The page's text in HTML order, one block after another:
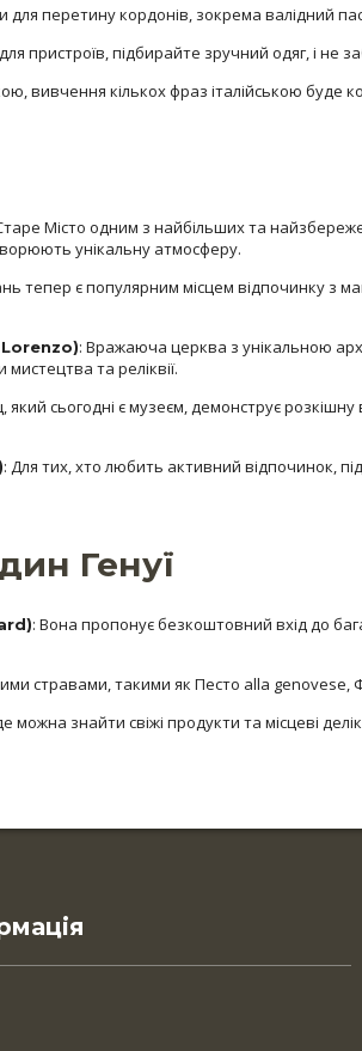
для перетину кордонів, зокрема валідний
пристроїв, підбирайте зручний одяг, і не
вивчення кількох фраз італійською буде
Місто одним з найбільших та
унікальну атмосферу.
тепер є популярним місцем відпочинку з
: Вражаюча церква з унікальною
та реліквії.
який сьогодні є музеєм, демонструє
: Для тих, хто любить активний відпочинок,
Генуї
: Вона пропонує безкоштовний вхід до
стравами, такими як Песто alla
знайти свіжі продукти та місцеві